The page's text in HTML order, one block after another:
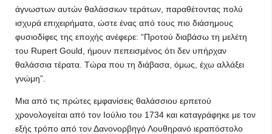
άγνωστων αυτών θαλάσσιων τεράτων, παραθέτοντας πολύ
ισχυρά επιχειρήματα, ώστε ένας από τους πιο διάσημους
φυσιοδίφες της εποχής ανέφερε: “Προτού διαβάσω τη μελέτη
του Rupert Gould, ήμουν πεπεισμένος ότι δεν υπήρχαν
θαλάσσια τέρατα. Τώρα που τη διάβασα, όμως, έχω αλλάξει
γνώμη”.
Μια από τις πρώτες εμφανίσεις θαλάσσιου ερπετού
χρονολογείται από τον Ιούλιο του 1734 και καταγράφηκε με τον
εξής τρόπο από τον Δανονορβηγό Λουθηρανό ιεραπόστολο